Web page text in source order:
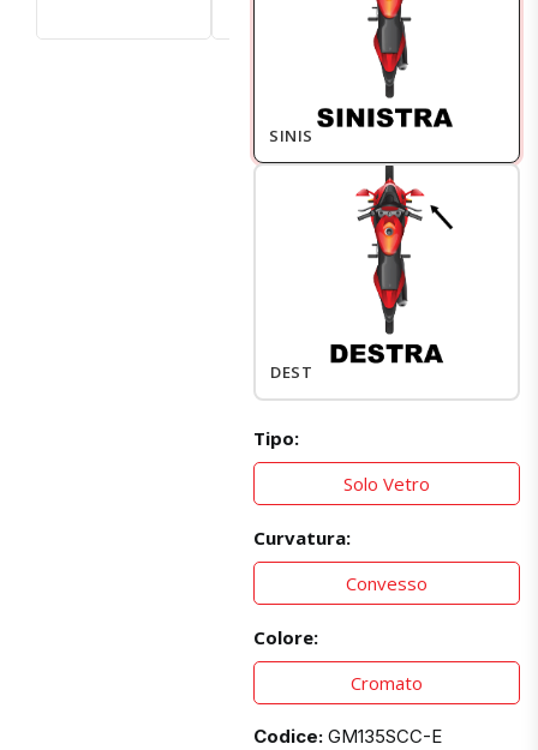
SINISTRO
DESTRO
Tipo:
Solo Vetro
Curvatura:
Convesso
Colore:
Cromato
Codice: GM135SCC-E